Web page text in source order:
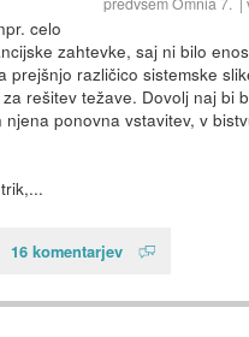
celo
zahtevke, saj ni bilo
prejšnjo različico sistemske
rešitev težave. Dovolj naj bi
ponovna vstavitev, v
16 komentarjev